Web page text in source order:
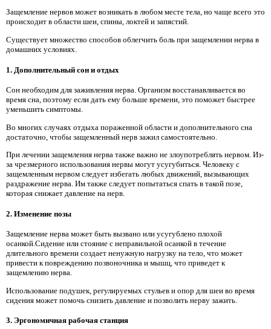
Защемление нервов может возникать в любом месте тела, но чаще всего это
происходит в области шеи, спины, локтей и запястий.
Существует множество способов облегчить боль при защемлении нерва в
домашних условиях.
1. Дополнительный сон и отдых
Сон необходим для заживления нерва. Организм восстанавливается во
время сна, поэтому если дать ему больше времени, это поможет быстрее
уменьшить симптомы.
Во многих случаях отдыха пораженной области и дополнительного сна
достаточно, чтобы защемленный нерв зажил самостоятельно.
При лечении защемления нерва также важно не злоупотреблять нервом. Из-
за чрезмерного использования нервы могут усугубиться. Человеку с
защемленным нервом следует избегать любых движений, вызывающих
раздражение нерва. Им также следует попытаться спать в такой позе,
которая снижает давление на нерв.
2. Изменение позы
Защемление нерва может быть вызвано или усугублено плохой
осанкой.Сидение или стояние с неправильной осанкой в ​​течение
длительного времени создает ненужную нагрузку на тело, что может
привести к повреждению позвоночника и мышц, что приведет к
защемлению нерва.
Использование подушек, регулируемых стульев и опор для шеи во время
сидения может помочь снизить давление и позволить нерву зажить.
3. Эргономичная рабочая станция